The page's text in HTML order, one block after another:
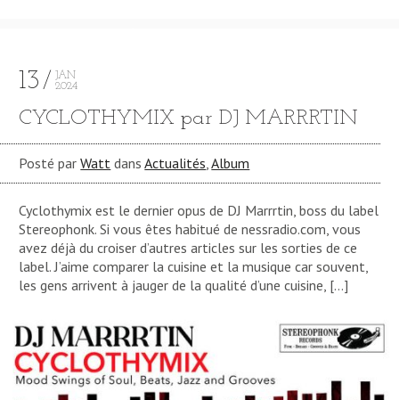
13
JAN
2024
CYCLOTHYMIX par DJ MARRRTIN
Posté parWatt dansActualités ,Album
Cyclothymix est le dernier opus de DJ Marrrtin, boss du label
Stereophonk. Si vous êtes habitué de nessradio.com, vous
avez déjà du croiser d’autres articles sur les sorties de ce
label. J’aime comparer la cuisine et la musique car souvent,
les gens arrivent à jauger de la qualité d’une cuisine, […]